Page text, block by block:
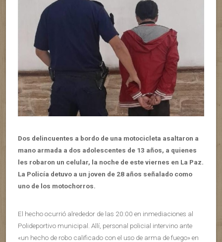
Dos delincuentes a bordo de una motocicleta asaltaron a
mano armada a dos adolescentes de 13 años, a quienes
les robaron un celular, la noche de este viernes en La Paz.
La Policía detuvo a un joven de 28 años señalado como
uno de los motochorros.
El hecho ocurrió alrededor de las 20:00 en inmediaciones al
Polideportivo municipal. Allí, personal policial intervino ante
«un hecho de robo calificado con el uso de arma de fuego» en